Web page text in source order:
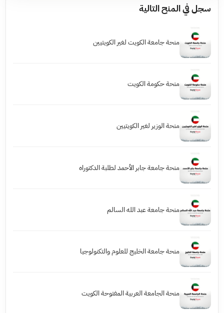
سجل في المنح التالية
منحة جامعة الكويت لغير الكويتيين
منحة حكومة الكويت
منحة الوزير لغير الكويتيين
منحة جامعة جابر الأحمد لطلبة الدكتوراه
منحة جامعة عبد الله السالم
منحة جامعة الخليج للعلوم والتكنولوجيا
منحة الجامعة العربية المفتوحة الكويت